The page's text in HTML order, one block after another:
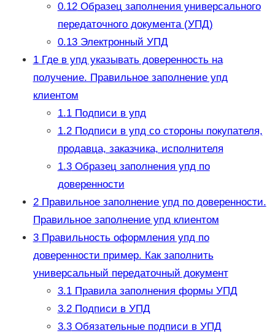
0.12Образец заполнения универсального
передаточного документа (УПД)
0.13Электронный УПД
1Где в упд указывать доверенность на
получение. Правильное заполнение упд
клиентом
1.1Подписи в упд
1.2Подписи в упд со стороны покупателя,
продавца, заказчика, исполнителя
1.3Образец заполнения упд по
доверенности
2Правильное заполнение упд по доверенности.
Правильное заполнение упд клиентом
3Правильность оформления упд по
доверенности пример. Как заполнить
универсальный передаточный документ
3.1Правила заполнения формы УПД
3.2Подписи в УПД
3.3Обязательные подписи в УПД